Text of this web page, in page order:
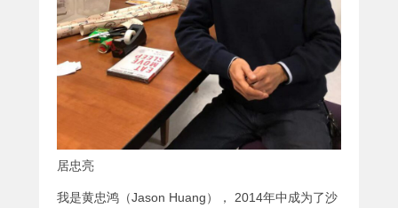
居忠亮
我是黄忠鸿（Jason Huang）， 2014年中成为了沙